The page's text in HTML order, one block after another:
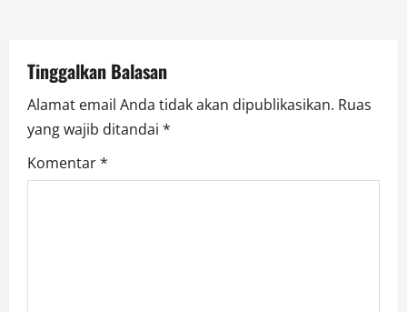
o
n
Tinggalkan Balasan
Alamat email Anda tidak akan dipublikasikan. Ruas
yang wajib ditandai *
Komentar*